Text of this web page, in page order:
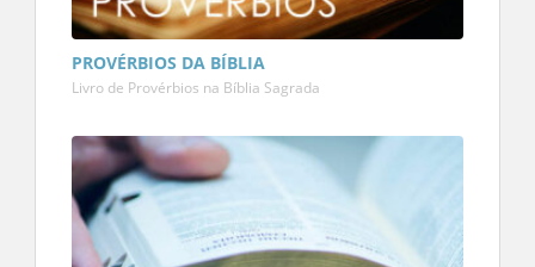
PROVÉRBIOS DA BÍBLIA
Livro de Provérbios na Bíblia Sagrada